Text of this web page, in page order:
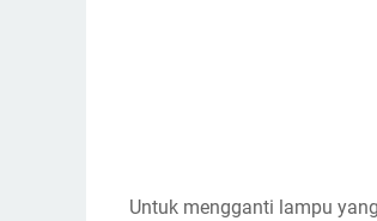
Untuk mengganti lampu